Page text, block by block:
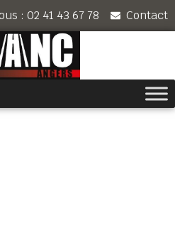
: 02 41 43 67 78 Contact